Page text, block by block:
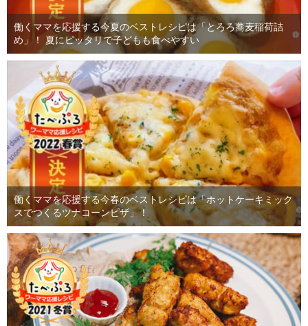
働くママを応援する今夏のベストレシピは「とろろ蕎麦稲荷詰
め」！ 夏にピッタリで子どもも食べやすい
働くママを応援する今春のベストレシピは「ホットケーキミック
スでつくるツナコーンピザ」！